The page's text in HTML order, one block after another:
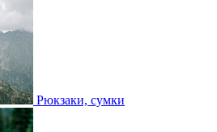
Рюкзаки, сумки